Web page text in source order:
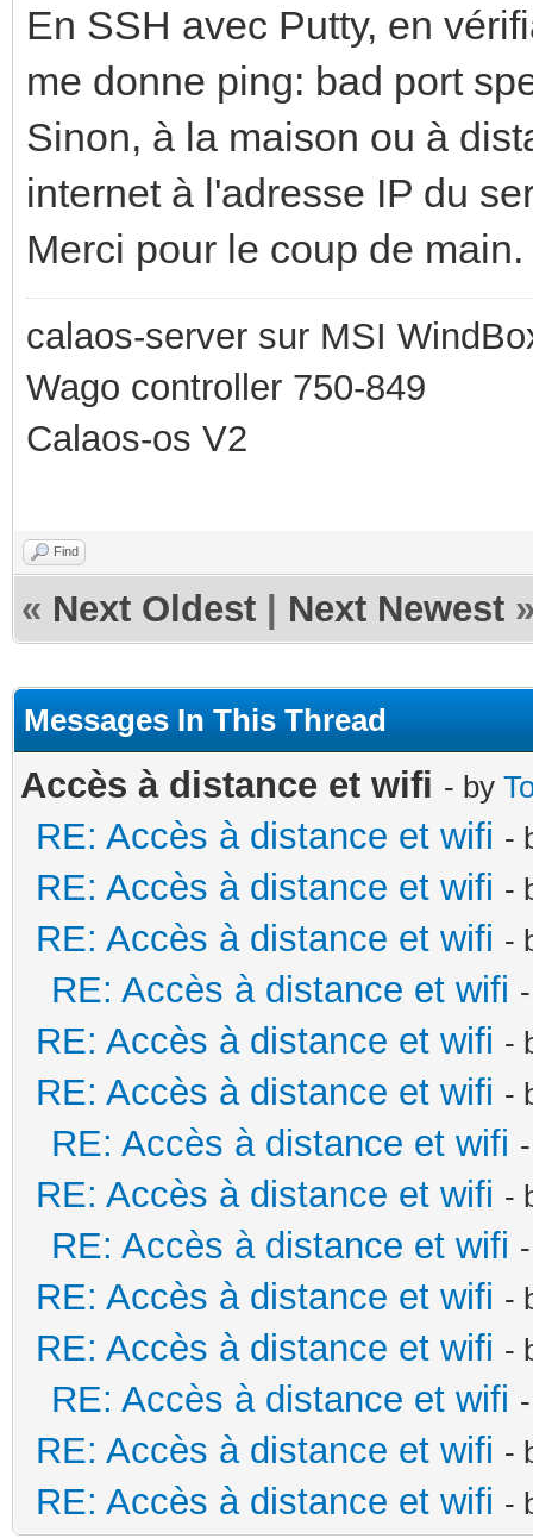
En SSH avec Putty, en
me donne ping: bad port
Sinon, à la maison ou à
internet à l'adresse IP du
Merci pour le coup de main.
calaos-server sur MSI
Wago controller 750-849
Calaos-os V2
Find
« Next Oldest Next Newest
Messages In This Thread
Accès à distance et wifi - by
RE: Accès à distance et wifi -
RE: Accès à distance et wifi -
RE: Accès à distance et wifi -
RE: Accès à distance et wifi
RE: Accès à distance et wifi -
RE: Accès à distance et wifi -
RE: Accès à distance et wifi
RE: Accès à distance et wifi -
RE: Accès à distance et wifi
RE: Accès à distance et wifi -
RE: Accès à distance et wifi -
RE: Accès à distance et wifi
RE: Accès à distance et wifi -
RE: Accès à distance et wifi -